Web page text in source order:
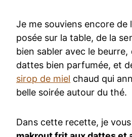
Je me souviens encore de
posée sur la table, de la
bien sabler avec le beurre,
dattes bien parfumée, et
sirop de miel chaud qui
belle soirée autour du thé.
Dans cette recette, je